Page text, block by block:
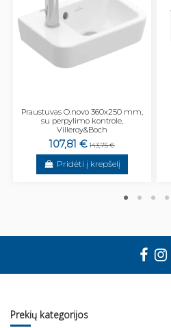
Praustuvas O.novo 360x250 mm,
su perpylimo kontrole,
Villeroy&Boch
107,81 € 143,75 €
Pridėti į krepšelį
Prekių kategorijos